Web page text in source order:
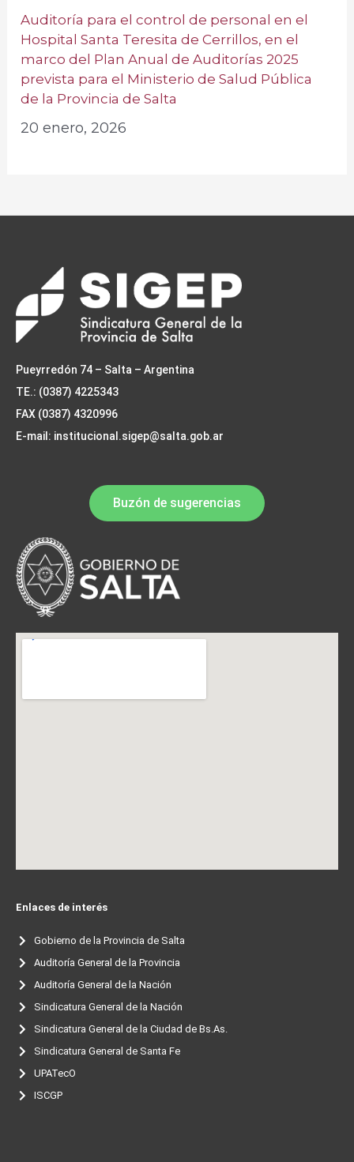
Auditoría para el control de personal en el
Hospital Santa Teresita de Cerrillos, en el
marco del Plan Anual de Auditorías 2025
prevista para el Ministerio de Salud Pública
de la Provincia de Salta
20 enero, 2026
Pueyrredón 74 – Salta – Argentina
TE.: (0387) 4225343
FAX (0387) 4320996
E-mail: institucional.sigep@salta.gob.ar
Buzón de sugerencias
Enlaces de interés
Gobierno de la Provincia de Salta
Auditoría General de la Provincia
Auditoría General de la Nación
Sindicatura General de la Nación
Sindicatura General de la Ciudad de Bs.As.
Sindicatura General de Santa Fe
UPATecO
ISCGP